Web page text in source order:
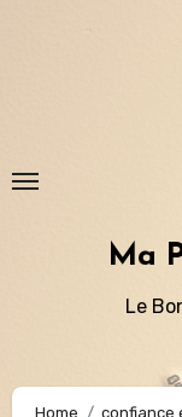
Ma
Le
Home confiance